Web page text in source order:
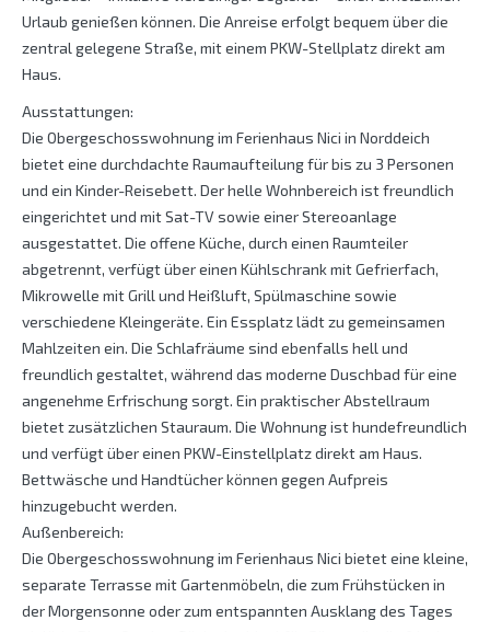
Urlaub genießen können. Die Anreise erfolgt bequem über die
zentral gelegene Straße, mit einem PKW-Stellplatz direkt am
Haus.
Ausstattungen:
Die Obergeschosswohnung im Ferienhaus Nici in Norddeich
bietet eine durchdachte Raumaufteilung für bis zu 3 Personen
und ein Kinder-Reisebett. Der helle Wohnbereich ist freundlich
eingerichtet und mit Sat-TV sowie einer Stereoanlage
ausgestattet. Die offene Küche, durch einen Raumteiler
abgetrennt, verfügt über einen Kühlschrank mit Gefrierfach,
Mikrowelle mit Grill und Heißluft, Spülmaschine sowie
verschiedene Kleingeräte. Ein Essplatz lädt zu gemeinsamen
Mahlzeiten ein. Die Schlafräume sind ebenfalls hell und
freundlich gestaltet, während das moderne Duschbad für eine
angenehme Erfrischung sorgt. Ein praktischer Abstellraum
bietet zusätzlichen Stauraum. Die Wohnung ist hundefreundlich
und verfügt über einen PKW-Einstellplatz direkt am Haus.
Bettwäsche und Handtücher können gegen Aufpreis
hinzugebucht werden.
Außenbereich:
Die Obergeschosswohnung im Ferienhaus Nici bietet eine kleine,
separate Terrasse mit Gartenmöbeln, die zum Frühstücken in
der Morgensonne oder zum entspannten Ausklang des Tages